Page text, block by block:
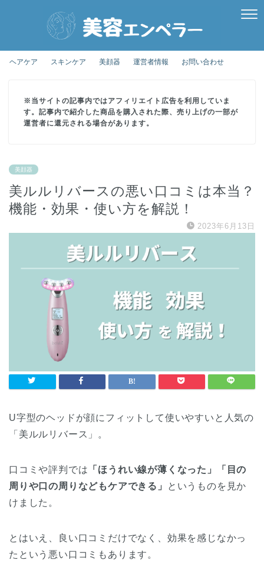
ヘアケア スキンケア 美顔器 運営者情報 お問い合わせ
※当サイトの記事内ではアフィリエイト広告を利用していま
す。記事内で紹介した商品を購入された際、売り上げの一部が
運営者に還元される場合があります。
美顔器
美ルルリバースの悪い口コミは本当？
機能・効果・使い方を解説！
2023年6月13日
U字型のヘッドが顔にフィットして使いやすいと人気の
「美ルルリバース」。
口コミや評判では 「ほうれい線が薄くなった」「目の
周りや口の周りなどもケアできる」
というものを見か
けました。
とはいえ、良い口コミだけでなく、効果を感じなかっ
たという悪い口コミもあります。